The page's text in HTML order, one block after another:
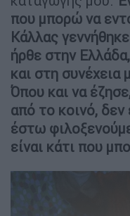
που μπορώ να
Κάλλας
ήρθε στην
και στη συνέχεια
Όπου και να
από το κοινό,
έστω
είναι κάτι που